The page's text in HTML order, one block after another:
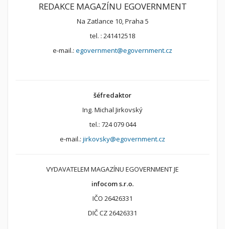
REDAKCE MAGAZÍNU EGOVERNMENT
Na Zatlance 10, Praha 5
tel. : 241412518
e-mail.: egovernment@egovernment.cz
šéfredaktor
Ing. Michal Jirkovský
tel.: 724 079 044
e-mail.: jirkovsky@egovernment.cz
VYDAVATELEM MAGAZÍNU EGOVERNMENT JE
infocom s.r.o.
IČO 26426331
DIČ CZ 26426331